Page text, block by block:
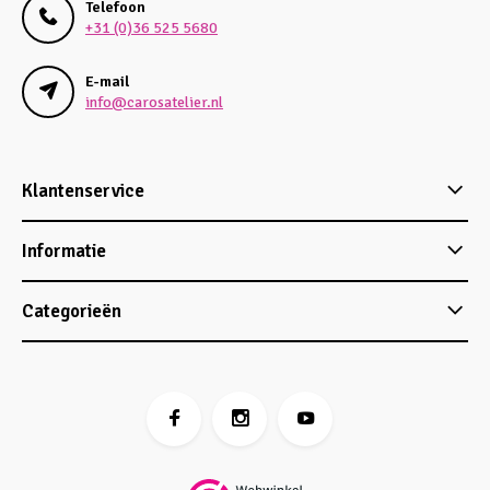
Telefoon
+31 (0)36 525 5680
E-mail
info@carosatelier.nl
Klantenservice
Informatie
Categorieën